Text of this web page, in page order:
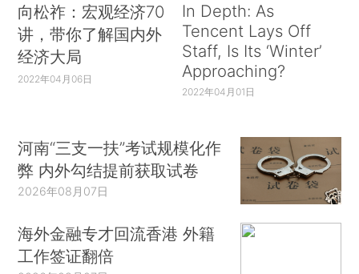
向松祚：宏观经济70
讲，带你了解国内外
经济大局
2022年04月06日
In Depth: As
Tencent Lays Off
Staff, Is Its ‘Winter’
Approaching?
2022年04月01日
河南“三支一扶”考试规模化作
弊 内外勾结提前获取试卷
2026年08月07日
海外金融专才回流香港 外籍
工作签证翻倍